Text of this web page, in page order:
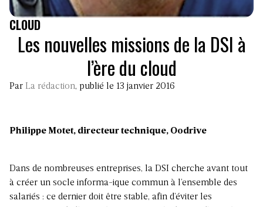
CLOUD
Les nouvelles missions de la DSI à
l’ère du cloud
Par La rédaction, publié le 13 janvier 2016
Philippe Motet, directeur technique, Oodrive
Dans de nombreuses entreprises, la DSI cherche avant tout
à créer un socle informa-ique commun à l’ensemble des
salariés : ce dernier doit être stable, afin d’éviter les